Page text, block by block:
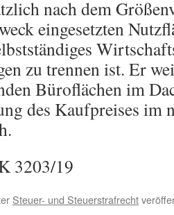
nach dem
eingesetzten
zu trennen ist. Er
Büroflächen im
des Kaufpreises im
3203/19
Steuer- und Steuerstrafrecht